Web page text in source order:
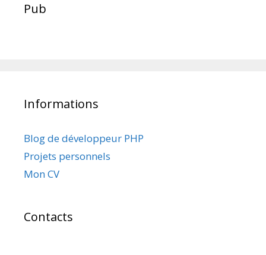
Pub
Informations
Blog de développeur PHP
Projets personnels
Mon CV
Contacts